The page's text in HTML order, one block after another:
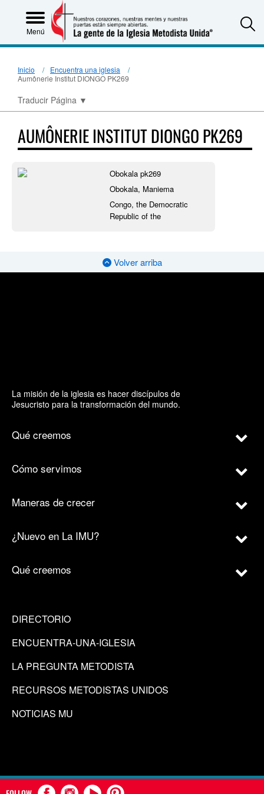
Menú
Inicio
Encuentra una iglesia
Aumônerie Institut DIONGO PK269
Traducir Página ▼
AUMÔNERIE INSTITUT DIONGO PK269
Obokala pk269
Obokala, Maniema
Congo, the Democratic
Republic of the
Volver arriba
La misión de la iglesia es hacer discípulos de
Jesucristo para la transformación del mundo.
Qué creemos
Cómo servimos
Maneras de crecer
¿Nuevo en La IMU?
Qué creemos
DIRECTORIO
ENCUENTRA-UNA-IGLESIA
LA PREGUNTA METODISTA
RECURSOS METODISTAS UNIDOS
NOTICIAS MU